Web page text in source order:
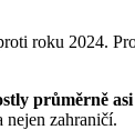
roku 2024.
průměrně
nejen zahraničí.